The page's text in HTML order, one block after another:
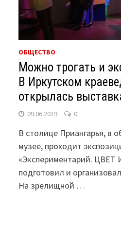
ОБЩЕСТВО
Можно трогать и
В Иркутском
открылась
09.06.2019 0
В столице Приангарья, в
музее, проходит
«Экспериментарий. ЦВЕТ
подготовил и
На зрелищной …